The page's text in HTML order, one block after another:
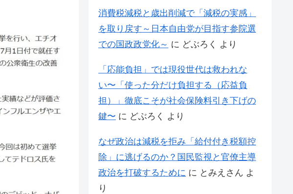
消費税減税と歳出削減で「減税の実感」
を取り戻す～日本自由党が目指す参院選
での国政政党化～ に どぶろく より
「応能負担」では現役世代は救われな
い〜「使った分だけ負担する（応益負
担）」徹底こそが社会保険料引き下げの
鍵〜 に どぶろく より
なぜ政治は減税を拒み「給付付き税額控
除」に逃げるのか？国民監視と官僚主導
政治を打破するために に とみえさん よ
り